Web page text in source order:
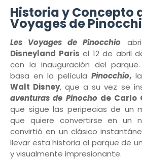
Historia y Concepto
Voyages de
Les Voyages de Pinocchio
Disneyland Paris el 12 de abril
con la inauguración del
basa en la película Pinocchio,
Walt Disney, que a su vez se
aventuras de Pinochode Carlo
que sigue las peripecias de un
que quiere convertirse en un
convirtió en un clásico
llevar esta historia al parque de
y visualmente impresionante.